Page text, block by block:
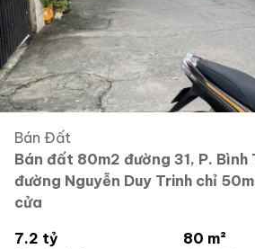
Bán Đất
Bán đất 80m2 đường 31, P. Bình
đường Nguyễn Duy Trinh chỉ
cửa
7.2 tỷ
80 m²